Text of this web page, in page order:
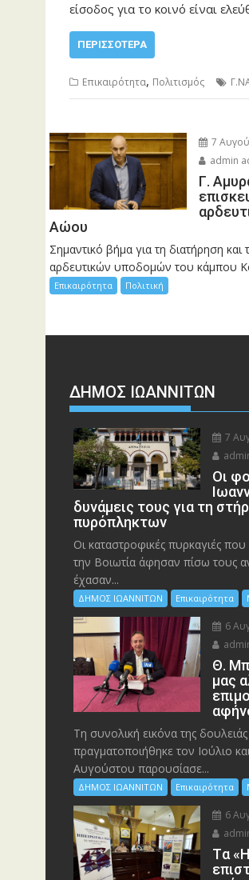
είσοδος για το κοινό είναι
ΠΕΡΙΣΣΌΤΕΡΑ
Επικαιρότητα, Πολιτισμός
7
admin
Γ.
Αώου
Σημαντικό βήμα για τη διατήρηση
αρδευτικών υποδομών του κάμπου
Επικαιρότητα Πολιτική
ΔΗΜΟΣ ΙΩΑΝΝΙΤΩΝ
7
Οι
δυνάμεις τους για τη
πυρόπληκτων
Οι καταστροφικές πυρκαγιές που
την Bοιωτία άφησαν πίσω τους
έχασαν...
ΔΗΜΟΣ ΙΩΑΝΝΙΤΩΝ Επικαιρότητα
6
Θ.
μας
Τη συνολική εικόνα της
πραγματοποιήθηκε τον Ιούλιο
Αυγούστου παρουσίασε...
ΔΗΜΟΣ ΙΩΑΝΝΙΤΩΝ Επικαιρότητα
6
Tα